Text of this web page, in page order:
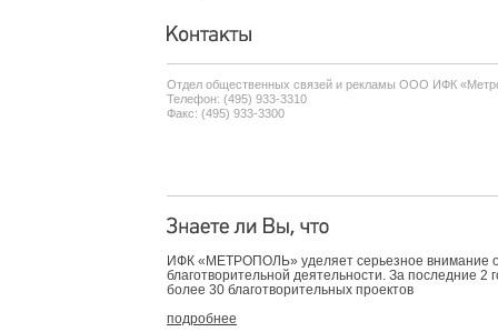
Отдел общественных связей и рекламы ООО ИФК
Телефон: (495) 933-3310
Факс: (495) 933-3300
ИФК «МЕТРОПОЛЬ» уделяет серьезное внимание
благотворительной деятельности. За последние 2
более 30 благотворительных проектов
подробнее